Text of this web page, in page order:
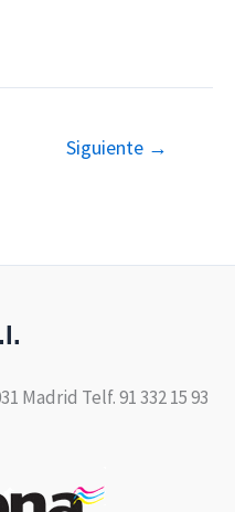
Siguiente →
Madrid Telf. 91 332 15 93